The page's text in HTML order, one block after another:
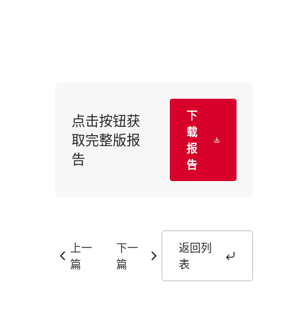
点击按钮获
取完整版报
告
下
载
报
告
上一
篇
下一
篇
返回列
表